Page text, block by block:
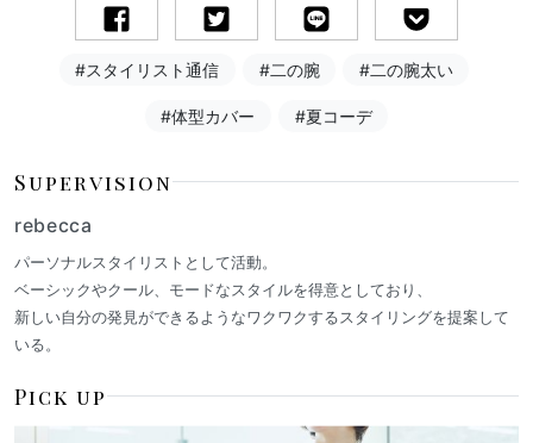
#スタイリスト通信 #二の腕
#二の腕太い
#体型カバー
#夏コーデ
Supervision
rebecca
パーソナルスタイリストとして活動。
ベーシックやクール、モードなスタイルを得意としており、
新しい自分の発見ができるようなワクワクするスタイリングを提案して
いる。
Pick up